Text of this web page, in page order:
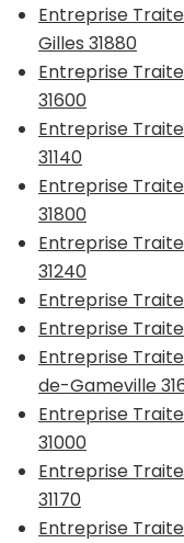
Entreprise
Gilles 31880
Entreprise
31600
Entreprise
31140
Entreprise
31800
Entreprise
31240
Entreprise
Entreprise
Entreprise
de-Gameville
Entreprise
31000
Entreprise
31170
Entreprise